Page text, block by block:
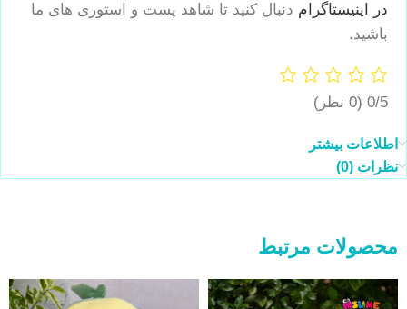
در اینیستاگرام دنبال کنید تا شاهد پست و استوری های ما
باشید.
0/5 (0 نظر)
اطلاعات بیشتر
نظرات (0)
محصولات مرتبط